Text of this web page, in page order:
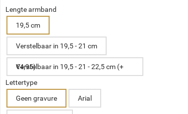
Lengte armband
19,5 cm
Verstelbaar in 19,5 - 21 cm
Verstelbaar in 19,5 - 21 - 22,5 cm (+ €4,95)
Lettertype
Geen gravure
Arial